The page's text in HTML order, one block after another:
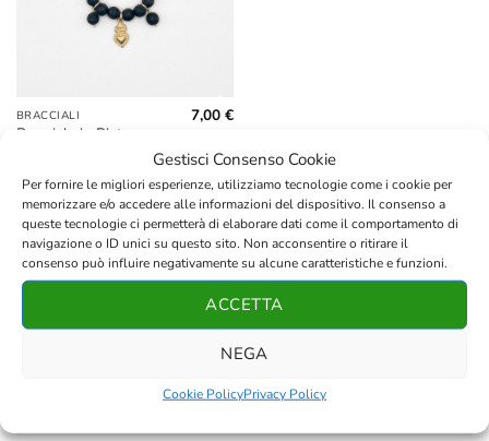
Gestisci Consenso Cookie
Per fornire le migliori esperienze, utilizziamo tecnologie come i cookie per
memorizzare e/o accedere alle informazioni del dispositivo. Il consenso a
queste tecnologie ci permetterà di elaborare dati come il comportamento di
navigazione o ID unici su questo sito. Non acconsentire o ritirare il
consenso può influire negativamente su alcune caratteristiche e funzioni.
ACCETTA
NEGA
Cookie PolicyPrivacy Policy
BRACCIALI
Bracciale in Pietra
7,00€